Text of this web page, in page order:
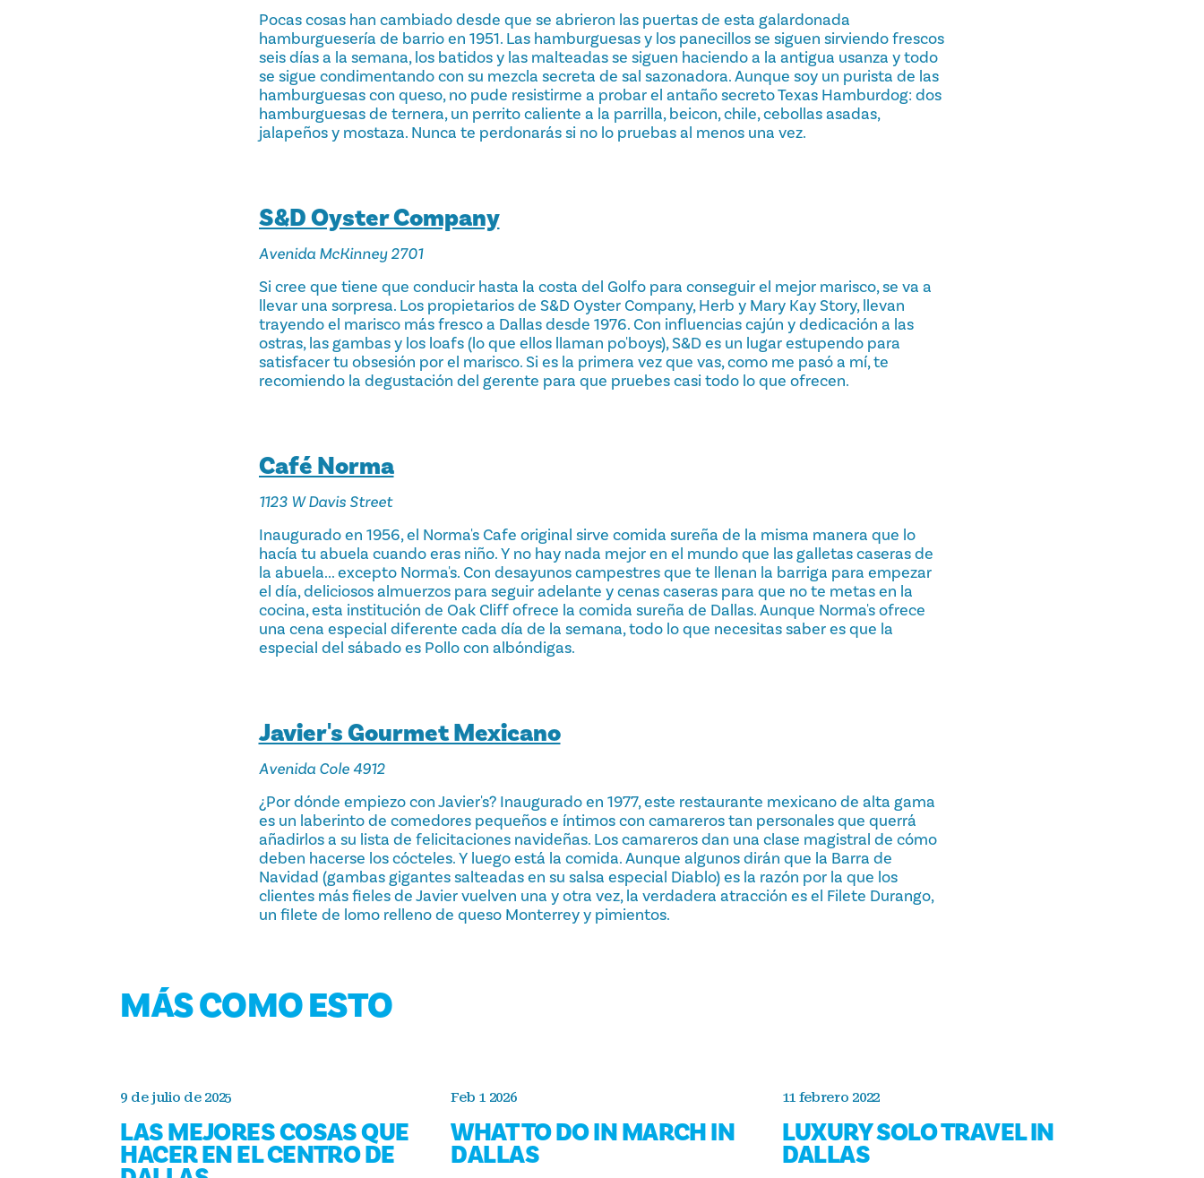
Pocas cosas han cambiado desde que se abrieron las puertas de esta galardonada
hamburguesería de barrio en 1951. Las hamburguesas y los panecillos se siguen sirviendo frescos
seis días a la semana, los batidos y las malteadas se siguen haciendo a la antigua usanza y todo
se sigue condimentando con su mezcla secreta de sal sazonadora. Aunque soy un purista de las
hamburguesas con queso, no pude resistirme a probar el antaño secreto Texas Hamburdog: dos
hamburguesas de ternera, un perrito caliente a la parrilla, beicon, chile, cebollas asadas,
jalapeños y mostaza. Nunca te perdonarás si no lo pruebas al menos una vez.
S&D Oyster Company
Avenida McKinney 2701
Si cree que tiene que conducir hasta la costa del Golfo para conseguir el mejor marisco, se va a
llevar una sorpresa. Los propietarios de S&D Oyster Company, Herb y Mary Kay Story, llevan
trayendo el marisco más fresco a Dallas desde 1976. Con influencias cajún y dedicación a las
ostras, las gambas y los loafs (lo que ellos llaman po'boys), S&D es un lugar estupendo para
satisfacer tu obsesión por el marisco. Si es la primera vez que vas, como me pasó a mí, te
recomiendo la degustación del gerente para que pruebes casi todo lo que ofrecen.
Café Norma
1123 W Davis Street
Inaugurado en 1956, el Norma's Cafe original sirve comida sureña de la misma manera que lo
hacía tu abuela cuando eras niño. Y no hay nada mejor en el mundo que las galletas caseras de
la abuela... excepto Norma's. Con desayunos campestres que te llenan la barriga para empezar
el día, deliciosos almuerzos para seguir adelante y cenas caseras para que no te metas en la
cocina, esta institución de Oak Cliff ofrece la comida sureña de Dallas. Aunque Norma's ofrece
una cena especial diferente cada día de la semana, todo lo que necesitas saber es que la
especial del sábado es Pollo con albóndigas.
Javier's Gourmet Mexicano
Avenida Cole 4912
¿Por dónde empiezo con Javier's? Inaugurado en 1977, este restaurante mexicano de alta gama
es un laberinto de comedores pequeños e íntimos con camareros tan personales que querrá
añadirlos a su lista de felicitaciones navideñas. Los camareros dan una clase magistral de cómo
deben hacerse los cócteles. Y luego está la comida. Aunque algunos dirán que la Barra de
Navidad (gambas gigantes salteadas en su salsa especial Diablo) es la razón por la que los
clientes más fieles de Javier vuelven una y otra vez, la verdadera atracción es el Filete Durango,
un filete de lomo relleno de queso Monterrey y pimientos.
MÁS COMO ESTO
9 de julio de 2025
LAS MEJORES COSAS QUE
HACER EN EL CENTRO DE
Feb 1 2026
WHAT TO DO IN MARCH IN
DALLAS
11 febrero 2022
LUXURY SOLO TRAVEL IN
DALLAS